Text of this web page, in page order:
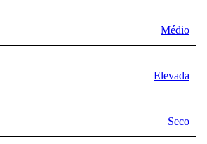
Médio
Elevada
Seco